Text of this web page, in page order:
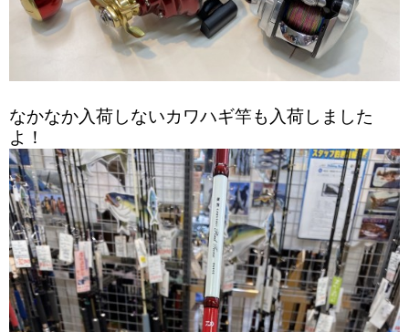
なかなか入荷しないカワハギ竿も入荷しました
よ！